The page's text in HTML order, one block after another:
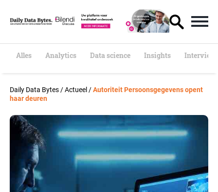
t
Alles Analytics Data science Insights
Daily Data Bytes /Actueel /Autoriteit Persoonsgegevens opent
haar deuren